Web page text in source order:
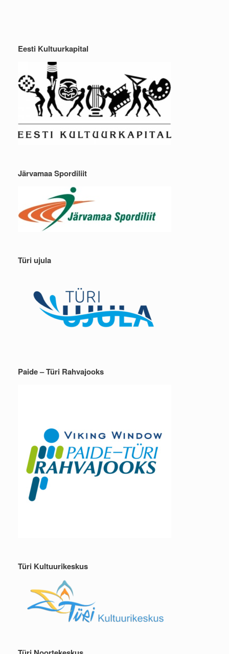
Eesti Kultuurkapital
Järvamaa Spordiliit
Türi ujula
Paide – Türi Rahvajooks
Türi Kultuurikeskus